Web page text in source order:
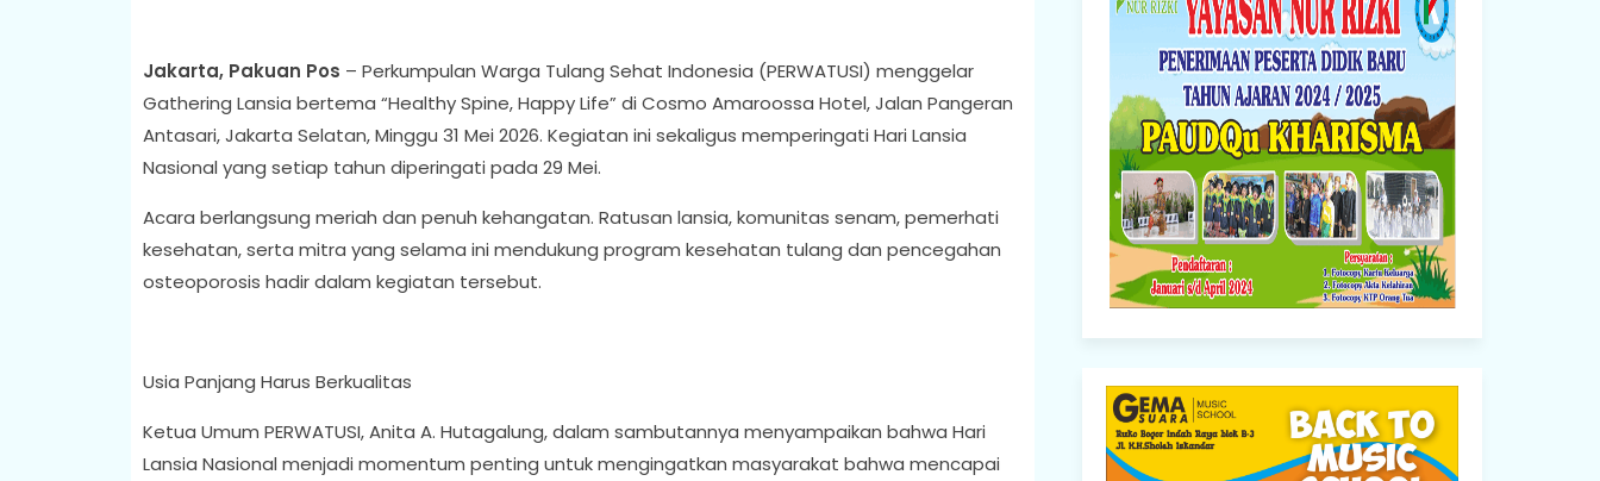
Jakarta, Pakuan Pos – Perkumpulan Warga Tulang Sehat Indonesia (PERWATUSI) menggelar
Gathering Lansia bertema “Healthy Spine, Happy Life” di Cosmo Amaroossa Hotel, Jalan Pangeran
Antasari, Jakarta Selatan, Minggu 31 Mei 2026. Kegiatan ini sekaligus memperingati Hari Lansia
Nasional yang setiap tahun diperingati pada 29 Mei.
Acara berlangsung meriah dan penuh kehangatan. Ratusan lansia, komunitas senam, pemerhati
kesehatan, serta mitra yang selama ini mendukung program kesehatan tulang dan pencegahan
osteoporosis hadir dalam kegiatan tersebut.
Usia Panjang Harus Berkualitas
Ketua Umum PERWATUSI, Anita A. Hutagalung, dalam sambutannya menyampaikan bahwa Hari
Lansia Nasional menjadi momentum penting untuk mengingatkan masyarakat bahwa mencapai